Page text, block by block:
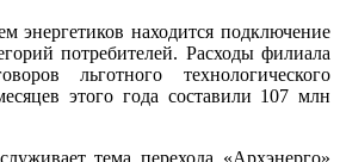
энергетиков находится подключение
потребителей. Расходы филиала
льготного технологического
этого года составили 107 млн
тема перехода «Архэнерго»